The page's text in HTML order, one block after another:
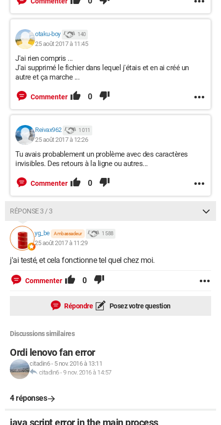
otaku-boy 140
25 août 2017 à 11:45
J'ai rien compris ...
J'ai supprimé le fichier dans lequel j'étais et en ai créé un
autre et ça marche ...
Commenter 0
Reivax962 1 011
25 août 2017 à 12:26
Tu avais probablement un problème avec des caractères
invisibles. Des retours à la ligne ou autres...
Commenter 0
RÉPONSE 3 / 3
yg_be Ambassadeur 1 588
25 août 2017 à 11:29
j'ai testé, et cela fonctionne tel quel chez moi.
Commenter 0
Répondre Posez votre question
Discussions similaires
Ordi lenovo fan error
citadin6- 5 nov. 2016 à 13:11
citadin6-9 nov. 2016 à 14:57
4 réponses
java script error in the main process